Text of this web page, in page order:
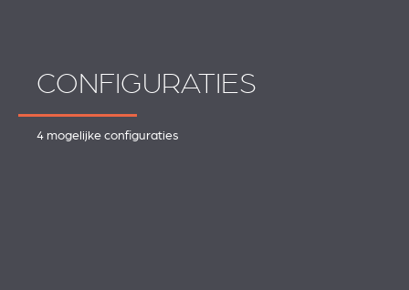
CONFIGURATIES
4 mogelijke configuraties